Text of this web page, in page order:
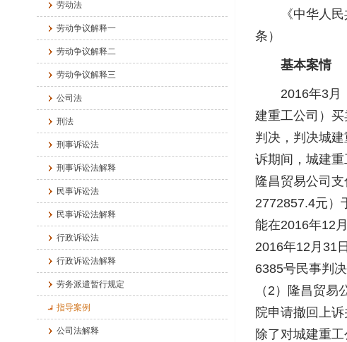
劳动法
劳动争议解释一
劳动争议解释二
劳动争议解释三
公司法
刑法
刑事诉讼法
刑事诉讼法解释
民事诉讼法
民事诉讼法解释
行政诉讼法
行政诉讼法解释
劳务派遣暂行规定
指导案例
公司法解释
《中华人民共
条）
基本案情
2016年3月，
建重工公司）
判决，判决城
诉期间，城建
隆昌贸易公司
2772857.4元）
能在2016年12
2016年12月31
6385号民事判
（2）隆昌贸
院申请撤回上
除了对城建重